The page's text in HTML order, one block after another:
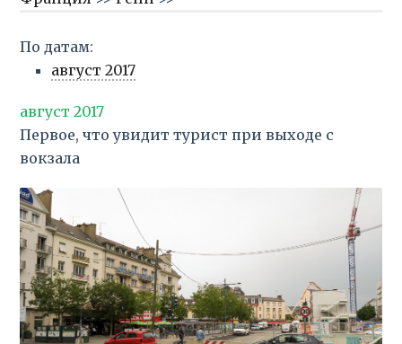
По датам:
август 2017
август 2017
Первое, что увидит турист при выходе с
вокзала